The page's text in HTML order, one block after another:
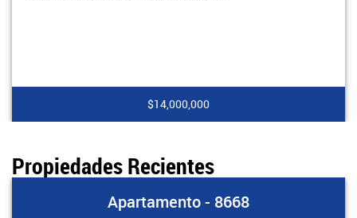
$14,000,000
Propiedades Recientes
Apartamento - 8668